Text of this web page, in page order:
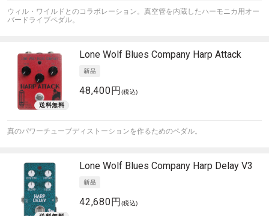
ウィル・ワイルドとのコラボレーション。真空管を内蔵したハーモニカ用オー
バードライブペダル。
Lone Wolf Blues Company Harp Attack
48,400円 (税込)
真のパワーチューブディストーションを作るためのペダル。
Lone Wolf Blues Company Harp Delay V3
42,680円 (税込)